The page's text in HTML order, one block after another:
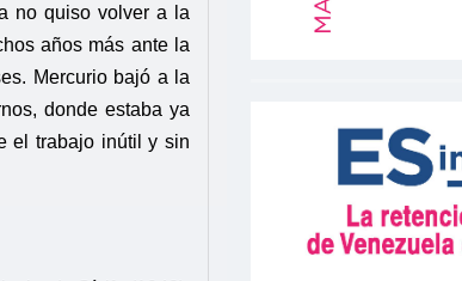
no quiso volver a la
años más ante la
Mercurio bajó a la
donde estaba ya
el trabajo inútil y sin